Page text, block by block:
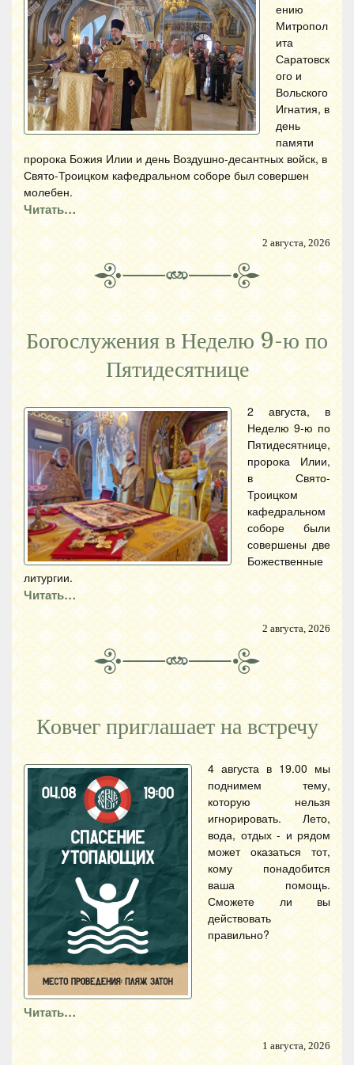
ению
Митропол
ита
Саратовск
ого и
Вольского
Игнатия, в
день
памяти
пророка Божия Илии и день Воздушно-десантных войск, в
Свято-Троицком кафедральном соборе был совершен
молебен.
Читать…
2 августа, 2026
Богослужения в Неделю 9-ю по
Пятидесятнице
2 августа, в
Неделю 9-ю по
Пятидесятнице,
пророка Илии,
в Свято-
Троицком
кафедральном
соборе были
совершены две
Божественные
литургии.
Читать…
2 августа, 2026
Ковчег приглашает на встречу
4 августа в 19.00 мы
поднимем тему,
которую нельзя
игнорировать. Лето,
вода, отдых - и рядом
может оказаться тот,
кому понадобится
ваша помощь.
Сможете ли вы
действовать
правильно?
Читать…
1 августа, 2026